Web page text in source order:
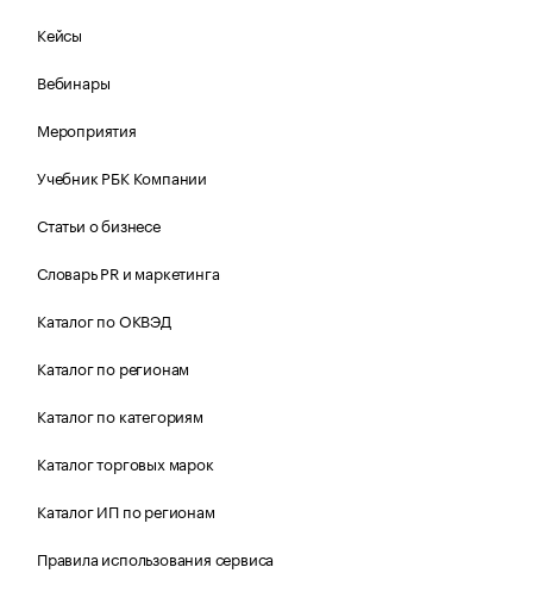
Кейсы
Вебинары
Мероприятия
Учебник РБК Компании
Статьи о бизнесе
Словарь PR и маркетинга
Каталог по ОКВЭД
Каталог по регионам
Каталог по категориям
Каталог торговых марок
Каталог ИП по регионам
Правила использования сервиса